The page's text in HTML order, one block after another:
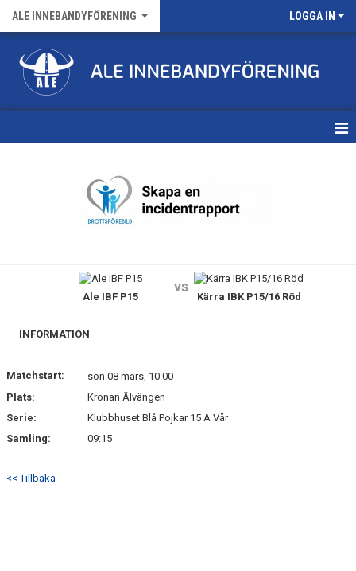
ALE INNEBANDYFÖRENING LOGGA IN
FÖRENINGENS MATCHER
MEDLEMSKAP
Ale IBF P15
vs
Kärra IBK P15/16 Röd
INFORMATION
Matchstart:
sön 08 mars, 10:00
Plats:
Kronan Älvängen
Serie:
Klubbhuset Blå Pojkar 15 A Vår
Samling:
09:15
<< Tillbaka